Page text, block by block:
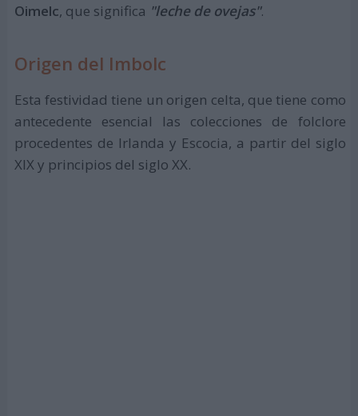
Oimelc, que significa "leche de ovejas".
Origen del Imbolc
Esta festividad tiene un origen celta, que tiene como
antecedente esencial las colecciones de folclore
procedentes de Irlanda y Escocia, a partir del siglo
XIX y principios del siglo XX.